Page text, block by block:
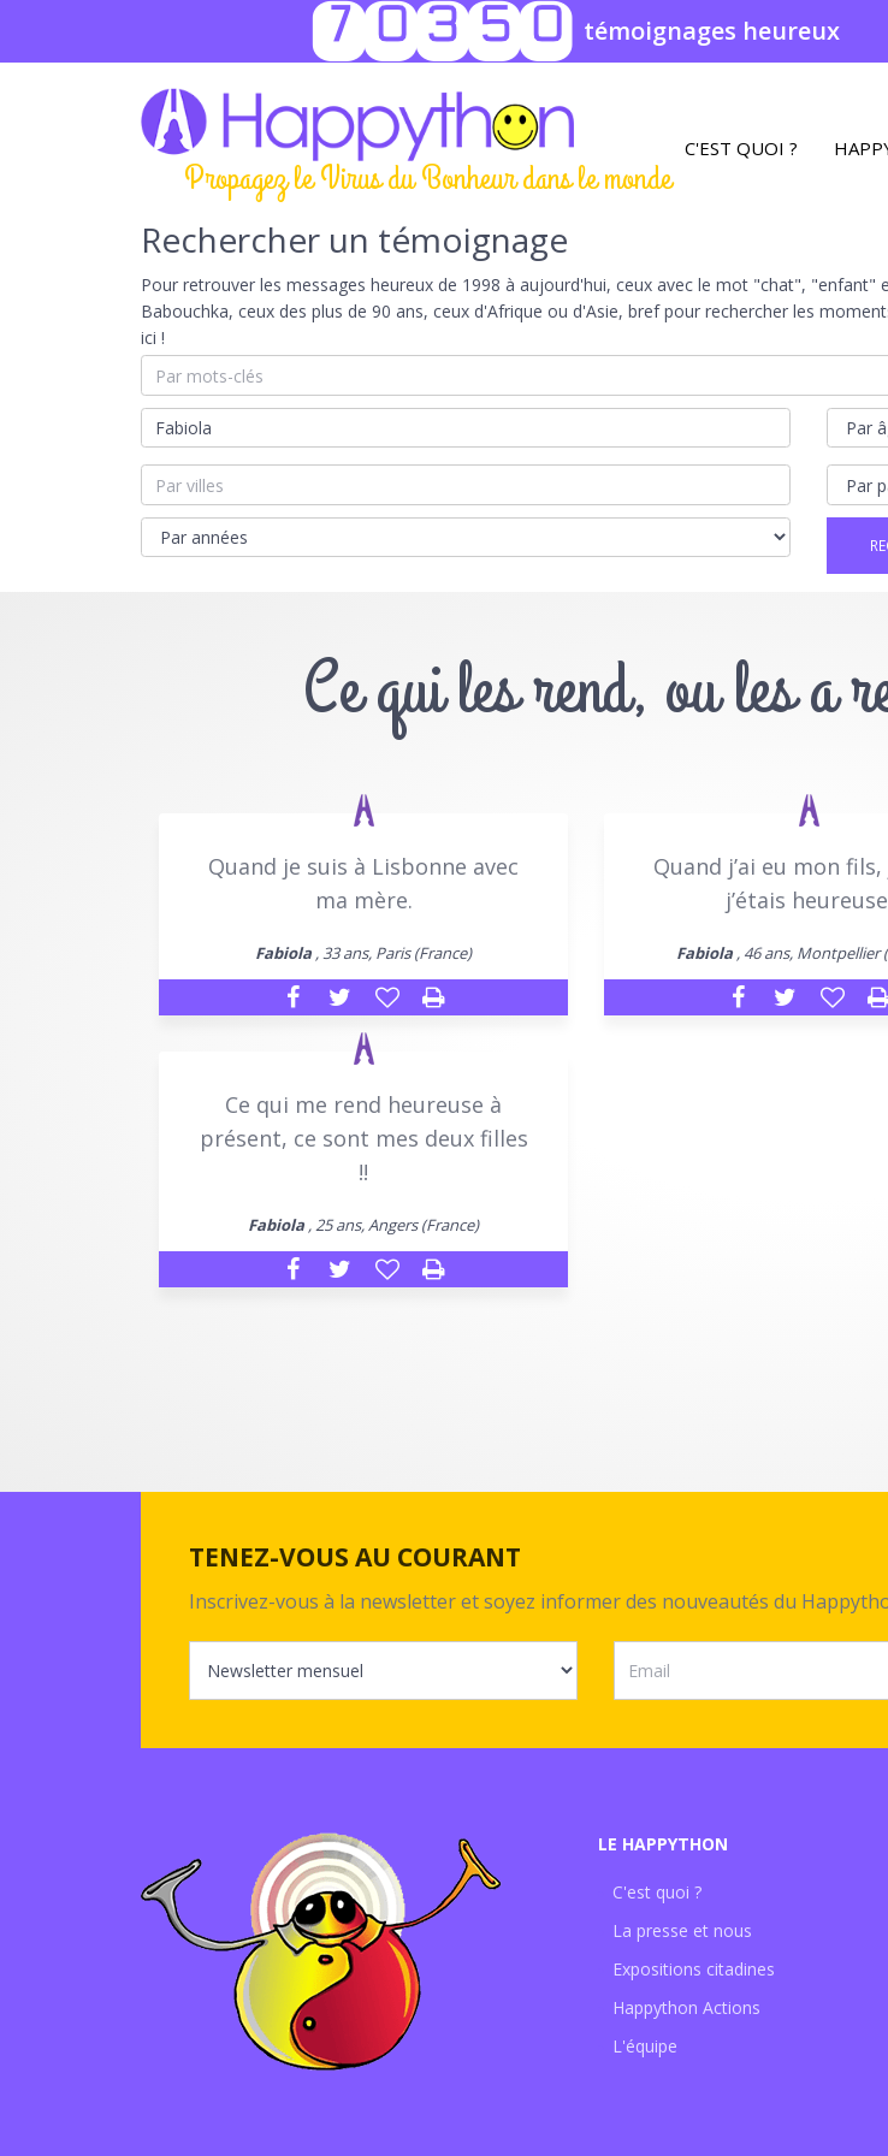
70350 témoignages heureux
Propagez le Virus du Bonheur dans le monde
C'EST QUOI ?
Rechercher un témoignage
Pour retrouver les messages heureux de 1998 à aujourd'hui, ceux avec le mot "chat", "enfant"
Babouchka, ceux des plus de 90 ans, ceux d'Afrique ou d'Asie, bref pour rechercher les
ici !
Ce qui les rend, ou les a
Quand je suis à Lisbonne avec
ma mère.
Fabiola , 33 ans, Paris (France)
Quand j’ai eu mon fils,
j’étais
Fabiola , 46 ans, Montpellier
Ce qui me rend heureuse à
présent, ce sont mes deux filles
!!
Fabiola , 25 ans, Angers (France)
TENEZ-VOUS AU COURANT
Inscrivez-vous à la newsletter et soyez informer des nouveautés du
LE HAPPYTHON
C'est quoi ?
La presse et nous
Expositions citadines
Happython Actions
L'équipe